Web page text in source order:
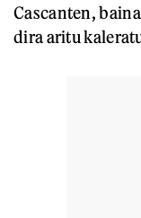
Cascanten,
dira aritu